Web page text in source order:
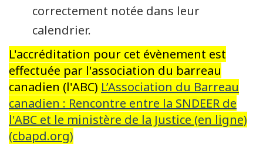
correctement notée dans leur
calendrier.
L'accréditation pour cet évènement est
effectuée par l'association du barreau
canadien (l'ABC) L’Association du Barreau
canadien : Rencontre entre la SNDEER de
l'ABC et le ministère de la Justice (en ligne)
(cbapd.org)